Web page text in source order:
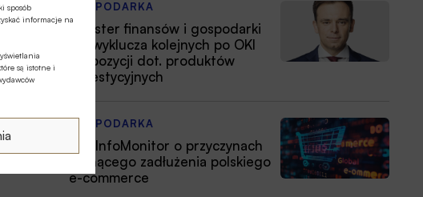
sposób
informacje na
są istotne i
GOSPODARKA
Minister finansów i gospodarki
nie wyklucza kolejnych po OKI
propozycji dot. produktów
inwestycyjnych
GOSPODARKA
BIG InfoMonitor o przyczynach
rosnącego zadłużenia polskiego
e-commerce